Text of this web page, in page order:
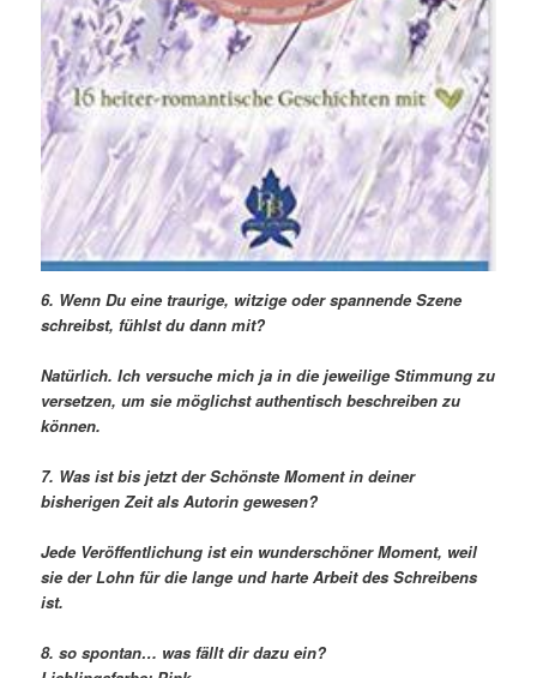
6. Wenn Du eine traurige, witzige oder spannende Szene
schreibst, fühlst du dann mit?
Natürlich. Ich versuche mich ja in die jeweilige Stimmung zu
versetzen, um sie möglichst authentisch beschreiben zu
können.
7. Was ist bis jetzt der Schönste Moment in deiner
bisherigen Zeit als Autorin gewesen?
Jede Veröffentlichung ist ein wunderschöner Moment, weil
sie der Lohn für die lange und harte Arbeit des Schreibens
ist.
8. so spontan… was fällt dir dazu ein?